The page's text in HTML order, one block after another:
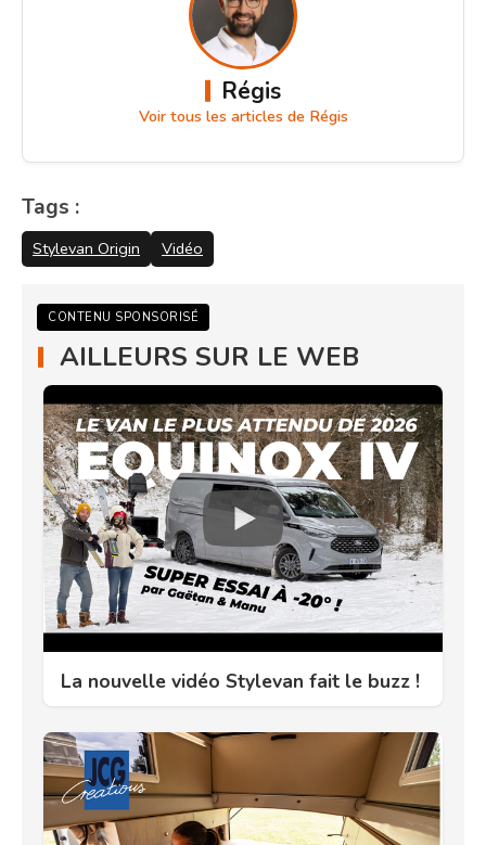
Régis
Voir tous les articles de Régis
Tags :
Stylevan Origin Vidéo
CONTENU SPONSORISÉ
AILLEURS SUR LE WEB
La nouvelle vidéo Stylevan fait le buzz !